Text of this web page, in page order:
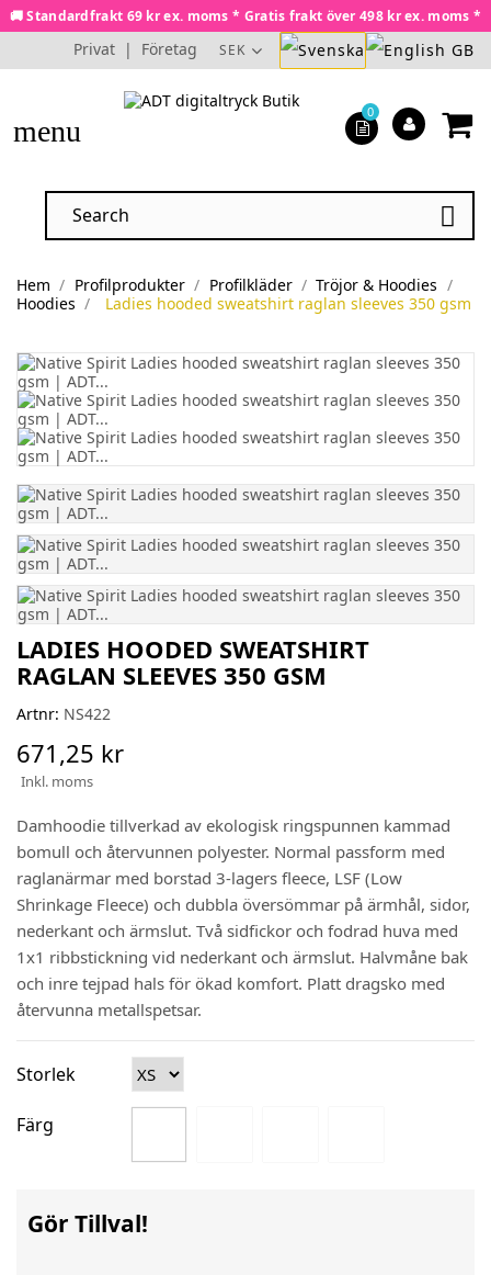
🚚 Standardfrakt 69 kr ex. moms * Gratis frakt över 498 kr ex. moms *
Privat | Företag SEK
menu

0
Hem Profilprodukter Profilkläder
Tröjor & Hoodies
Hoodies
Ladies hooded sweatshirt raglan sleeves 350 gsm
LADIES HOODED SWEATSHIRT
RAGLAN SLEEVES 350 GSM
Artnr: NS422
671,25 kr
Inkl. moms
Damhoodie tillverkad av ekologisk ringspunnen kammad
bomull och återvunnen polyester. Normal passform med
raglanärmar med borstad 3-lagers fleece, LSF (Low
Shrinkage Fleece) och dubbla översömmar på ärmhål, sidor,
nederkant och ärmslut. Två sidfickor och fodrad huva med
1x1 ribbstickning vid nederkant och ärmslut. Halvmåne bak
och inre tejpad hals för ökad komfort. Platt dragsko med
återvunna metallspetsar.
Storlek
Färg
Gör Tillval!